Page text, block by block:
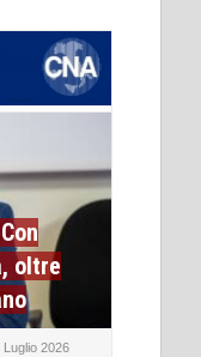
oltre
Luglio 2026